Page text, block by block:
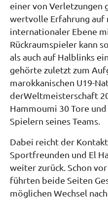
einer von Verletzungen
wertvolle Erfahrung auf
internationaler Ebene
Rückraumspieler kann
als auch auf Halblinks
gehörte zuletzt zum
marokkanischen U19-
derWeltmeisterschaft
Hammoumi 30 Tore
Spielern seines Teams.
Dabei reicht der
Sportfreunden und El
weiter zurück. Schon
führten beide Seiten
möglichen Wechsel